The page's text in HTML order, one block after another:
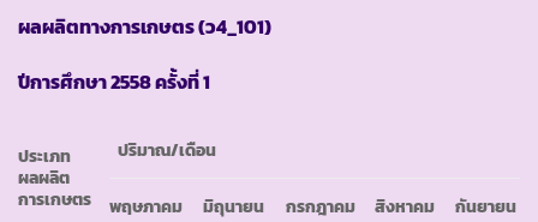
ผลผลิตทางการเกษตร(ว4_101)
ปีการศึกษา2558 ครั้งที่ 1
ประเภท
ผลผลิต
การเกษตร
ปริมาณ/เดือน
พฤษภาคม มิถุนายน กรกฎาคม สิงหาคม กันยายน